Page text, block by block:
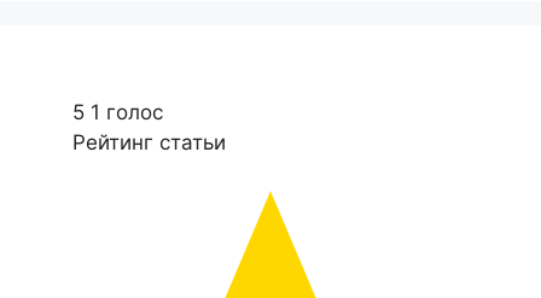
5 1 голос
Рейтинг статьи